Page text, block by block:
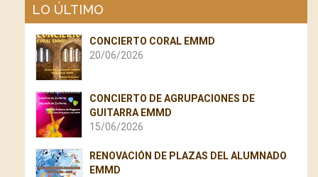
LO ÚLTIMO
CONCIERTO CORAL EMMD
20/06/2026
CONCIERTO DE AGRUPACIONES DE
GUITARRA EMMD
15/06/2026
RENOVACIÓN DE PLAZAS DEL ALUMNADO
EMMD